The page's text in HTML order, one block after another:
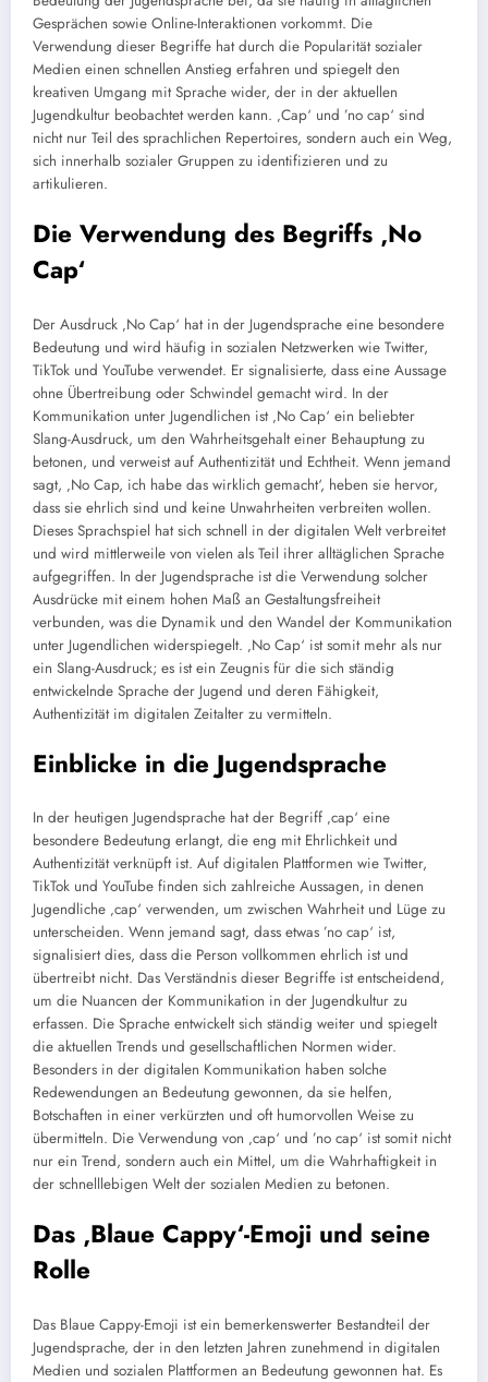
Gesprächen sowie Online-Interaktionen vorkommt. Die
Verwendung dieser Begriffe hat durch die Popularität sozialer
Medien einen schnellen Anstieg erfahren und spiegelt den
kreativen Umgang mit Sprache wider, der in der aktuellen
Jugendkultur beobachtet werden kann. ‚Cap‘ und ’no cap‘ sind
nicht nur Teil des sprachlichen Repertoires, sondern auch ein Weg,
sich innerhalb sozialer Gruppen zu identifizieren und zu
artikulieren.
Die Verwendung des Begriffs ‚No
Cap‘
Der Ausdruck ‚No Cap‘ hat in der Jugendsprache eine besondere
Bedeutung und wird häufig in sozialen Netzwerken wie Twitter,
TikTok und YouTube verwendet. Er signalisierte, dass eine Aussage
ohne Übertreibung oder Schwindel gemacht wird. In der
Kommunikation unter Jugendlichen ist ‚No Cap‘ ein beliebter
Slang-Ausdruck, um den Wahrheitsgehalt einer Behauptung zu
betonen, und verweist auf Authentizität und Echtheit. Wenn jemand
sagt, ‚No Cap, ich habe das wirklich gemacht‘, heben sie hervor,
dass sie ehrlich sind und keine Unwahrheiten verbreiten wollen.
Dieses Sprachspiel hat sich schnell in der digitalen Welt verbreitet
und wird mittlerweile von vielen als Teil ihrer alltäglichen Sprache
aufgegriffen. In der Jugendsprache ist die Verwendung solcher
Ausdrücke mit einem hohen Maß an Gestaltungsfreiheit
verbunden, was die Dynamik und den Wandel der Kommunikation
unter Jugendlichen widerspiegelt. ‚No Cap‘ ist somit mehr als nur
ein Slang-Ausdruck; es ist ein Zeugnis für die sich ständig
entwickelnde Sprache der Jugend und deren Fähigkeit,
Authentizität im digitalen Zeitalter zu vermitteln.
Einblicke in die Jugendsprache
In der heutigen Jugendsprache hat der Begriff ‚cap‘ eine
besondere Bedeutung erlangt, die eng mit Ehrlichkeit und
Authentizität verknüpft ist. Auf digitalen Plattformen wie Twitter,
TikTok und YouTube finden sich zahlreiche Aussagen, in denen
Jugendliche ‚cap‘ verwenden, um zwischen Wahrheit und Lüge zu
unterscheiden. Wenn jemand sagt, dass etwas ’no cap‘ ist,
signalisiert dies, dass die Person vollkommen ehrlich ist und
übertreibt nicht. Das Verständnis dieser Begriffe ist entscheidend,
um die Nuancen der Kommunikation in der Jugendkultur zu
erfassen. Die Sprache entwickelt sich ständig weiter und spiegelt
die aktuellen Trends und gesellschaftlichen Normen wider.
Besonders in der digitalen Kommunikation haben solche
Redewendungen an Bedeutung gewonnen, da sie helfen,
Botschaften in einer verkürzten und oft humorvollen Weise zu
übermitteln. Die Verwendung von ‚cap‘ und ’no cap‘ ist somit nicht
nur ein Trend, sondern auch ein Mittel, um die Wahrhaftigkeit in
der schnelllebigen Welt der sozialen Medien zu betonen.
Das ‚Blaue Cappy‘-Emoji und seine
Rolle
Das Blaue Cappy-Emoji ist ein bemerkenswerter Bestandteil der
Jugendsprache, der in den letzten Jahren zunehmend in digitalen
Medien und sozialen Plattformen an Bedeutung gewonnen hat. Es